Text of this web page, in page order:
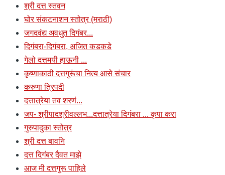
श्री दत्त स्तवन
घोर संकटनाशन स्तोत्र (मराठी)
जगदवंद्य अवधुत दिगंबर...
दिगंबरा-दिगंबरा, अजित कडकडे
गेलो दत्तमयी हाऊनी ...
कृष्णाकाठी दत्तगुरूंचा नित्य आसे संचार
करुणा त्रिपदी
दत्तात्रेया तव शरणं...
जप- श्रीपादश्रीवल्लभ...दत्तात्रेया दिगंबरा ... कृपा करा
गुरुपादुका स्तोत्र
श्री दत्त बावनि
दत्त दिगंबर दैवत माझे
आज मी दत्तगुरू पाहिले